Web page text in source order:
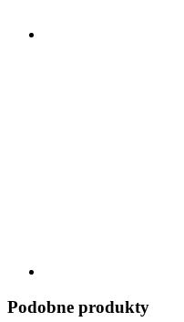
Podobne produkty